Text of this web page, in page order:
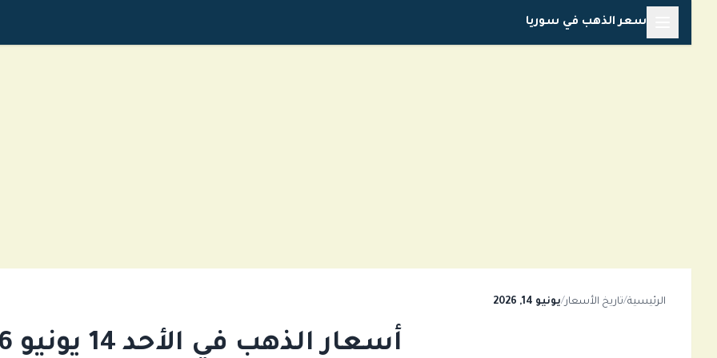
المحتوى
سعر الذهب في سوريا
الرئيسية/تاريخ الأسعار/يونيو 14, 2026
أسعار الذهب في الأحد 14 يونيو 2026